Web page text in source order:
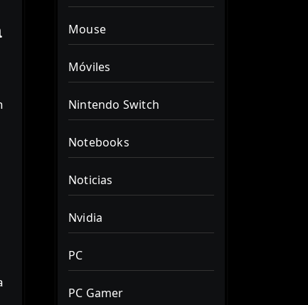
Mouse
Móviles
Nintendo Switch
Notebooks
Noticias
Nvidia
PC
PC Gamer